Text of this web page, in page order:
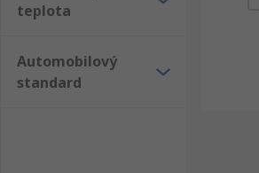
teplota
Automobilový
standard